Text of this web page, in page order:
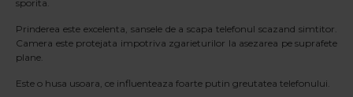
sporita.
Prinderea este excelenta, sansele de a scapa telefonul scazand simtitor.
Camera este protejata impotriva zgarieturilor la asezarea pe suprafete
plane.
Este o husa usoara, ce influenteaza foarte putin greutatea telefonului.